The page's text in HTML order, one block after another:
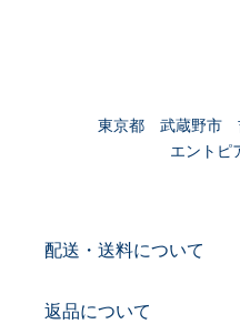
東京都 武蔵野
エント
配送・送料について
返品について